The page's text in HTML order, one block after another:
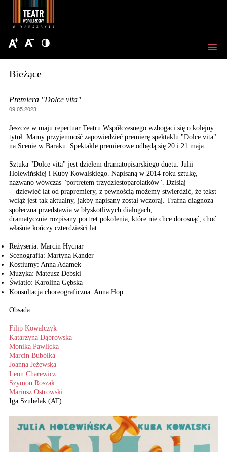
Bieżące
Premiera "Dolce vita"
09.05.2023
Jeszcze w maju repertuar Teatru Współczesnego wzbogaci się o kolejny
tytuł. Mamy przyjemność zapowiedzieć premierę spektaklu "Dolce vita"
na Scenie w Baraku. Spektakle premierowe odbędą się 20 i 21 maja.
Sztuka "Dolce vita" jest dziełem dramatopisarskiego duetu: Julii
Holewińskiej i Kuby Kowalskiego. Napisaną w 2014 roku sztukę,
nazwano wówczas "portretem trzydziestoparolatków". Dzisiaj
- dziewięć lat od prapremiery, z pewnością możemy stwierdzić, że tekst
wciąż jest tak aktualny, jakby napisany został wczoraj. Trafna diagnoza
społeczna przedstawia w błyskotliwych dialogach,
dramatycznie rozpisany portret pokolenia, które nie chce dorosnąć, choć
właśnie kończy czterdzieści lat.
Reżyseria: Marcin Hycnar
Scenografia: Martyna Kander
Kostiumy: Anna Adamek
Muzyka: Mateusz Dębski
Światło: Karolina Gębska
Konsultacja choreograficzna: Anna Hop
Obsada:
Filip Kowalczyk
Katarzyna Dąbrowska
Monika Pawlicka
Marcin Bubółka
Joanna Jeżewska
Leon Charewicz
Szymon Roszak
Mariusz Ostrowski
Iga Szubelak (AT)